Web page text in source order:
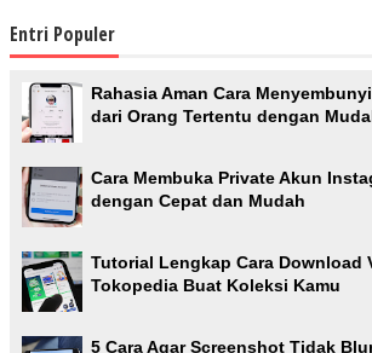
Entri Populer
Rahasia Aman Cara
dari Orang Tertentu dengan
Cara Membuka Private Akun
dengan Cepat dan Mudah
Tutorial Lengkap Cara Download
Tokopedia Buat Koleksi Kamu
5 Cara Agar Screenshot Tidak